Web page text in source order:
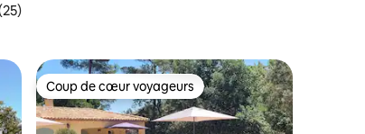
moyenne sur la base de 25 commentaires : 5 sur 5
Coup de cœur voyageurs
Coup de cœur voyageurs